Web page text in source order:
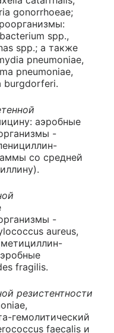
gonorrhoeae;
spp.,
spp.; а также
pneumoniae,
pneumoniae,
burgdorferi.
аэробные
-
со средней
-
aureus,
fragilis.
резистентности
гемолитический
faecalis и